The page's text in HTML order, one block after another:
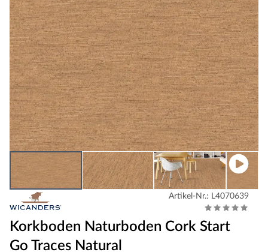
Artikel-Nr.: L4070639
Korkboden Naturboden Cork Start
Go Traces Natural